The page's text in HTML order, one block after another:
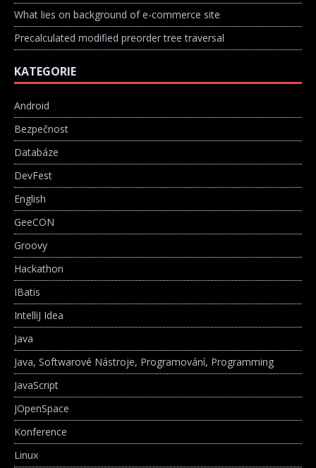
What lies on background of e-commerce site
Precalculated modified preorder tree traversal
KATEGORIE
Android
Bezpečnost
Databáze
DevFest
English
GeeCON
Groovy
Hackathon
IBatis
IntelliJ Idea
Java
Java, Softwarové Nástroje, Programování, Programming
JavaScript
JOpenSpace
Konference
Linux